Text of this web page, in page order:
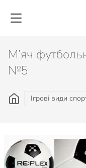
М’яч
№5
Ігрові види